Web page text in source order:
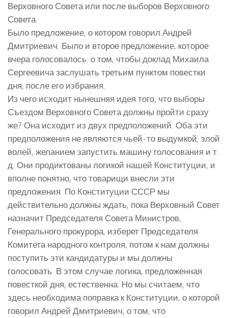
Верховного Совета или после выборов Верховного
Совета.
Было предложение, о котором говорил Андрей
Дмитриевич. Было и второе предложение, которое
вчера голосовалось: о том, чтобы доклад Михаила
Сергеевича заслушать третьим пунктом повестки
дня, после его избрания.
Из чего исходит нынешняя идея того, что выборы
Съездом Верховного Совета должны пройти сразу
же? Она исходит из двух предположений. Оба эти
предположения не являются чьей-то выдумкой, злой
волей, желанием запустить машину голосования и т.
д. Они продиктованы логикой нашей Конституции, и
вполне понятно, что товарищи внесли эти
предложения. По Конституции СССР мы
действительно должны ждать, пока Верховный Совет
назначит Председателя Совета Министров,
Генерального прокурора, изберет Председателя
Комитета народного контроля, потом к нам должны
поступить эти кандидатуры и мы должны
голосовать. В этом случае логика, предложенная
повесткой дня, естественна. Но мы считаем, что
здесь необходима поправка к Конституции, о которой
говорил Андрей Дмитриевич, о том, что